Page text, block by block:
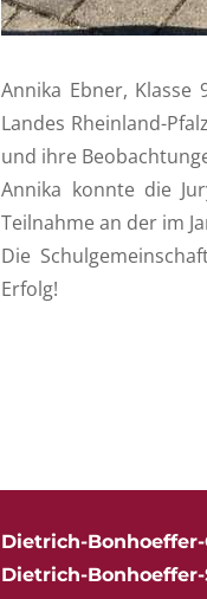
Annika Ebner,
Landes Rheinland-
und ihre
Annika konnte die
Teilnahme an der im
Die
Erfolg!
Dietrich-
Dietrich-Bonhoeffer-